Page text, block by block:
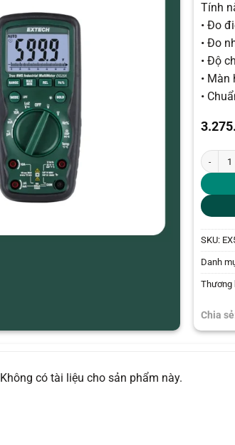
Tính
• Đo
• Đo
• Độ
•
•
Đồng hồ
SKU:
Danh
Thương
Chia
Không có tài liệu cho sản phẩm này.